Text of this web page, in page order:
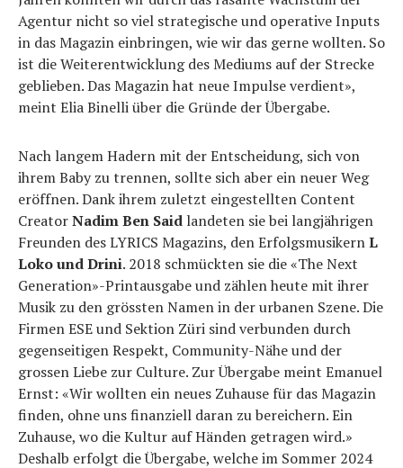
Agentur nicht so viel strategische und operative Inputs
in das Magazin einbringen, wie wir das gerne wollten. So
ist die Weiterentwicklung des Mediums auf der Strecke
geblieben. Das Magazin hat neue Impulse verdient»,
meint Elia Binelli über die Gründe der Übergabe.
Nach langem Hadern mit der Entscheidung, sich von
ihrem Baby zu trennen, sollte sich aber ein neuer Weg
eröffnen. Dank ihrem zuletzt eingestellten Content
CreatorNadim Ben Said landeten sie bei langjährigen
Freunden des LYRICS Magazins, den ErfolgsmusikernL
Loko und Drini. 2018 schmückten sie die «The Next
Generation»-Printausgabe und zählen heute mit ihrer
Musik zu den grössten Namen in der urbanen Szene. Die
Firmen ESE und Sektion Züri sind verbunden durch
gegenseitigen Respekt, Community-Nähe und der
grossen Liebe zur Culture. Zur Übergabe meint Emanuel
Ernst: «Wir wollten ein neues Zuhause für das Magazin
finden, ohne uns finanziell daran zu bereichern. Ein
Zuhause, wo die Kultur auf Händen getragen wird.»
Deshalb erfolgt die Übergabe, welche im Sommer 2024